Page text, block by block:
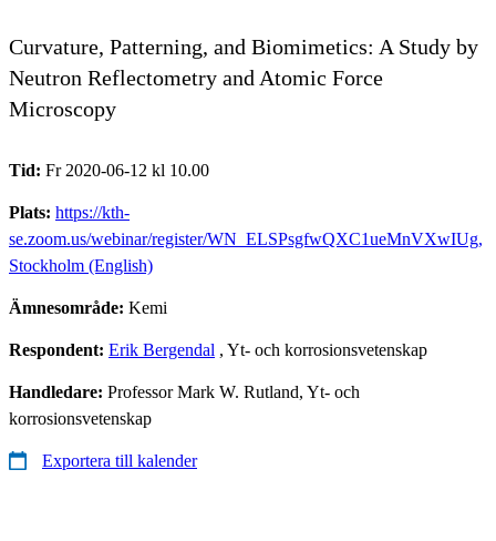
Curvature, Patterning, and Biomimetics: A Study by
Neutron Reflectometry and Atomic Force
Microscopy
Tid: Fr 2020-06-12 kl 10.00
Plats: https://kth-
se.zoom.us/webinar/register/WN_ELSPsgfwQXC1ueMnVXwIUg,
Stockholm (English)
Ämnesområde: Kemi
Respondent: Erik Bergendal , Yt- och korrosionsvetenskap
Handledare: Professor Mark W. Rutland, Yt- och
korrosionsvetenskap
Exportera till kalender